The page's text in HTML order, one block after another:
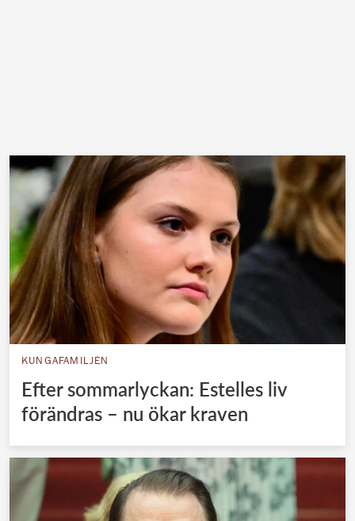
KUNGAFAMILJEN
Efter sommarlyckan: Estelles liv
förändras – nu ökar kraven